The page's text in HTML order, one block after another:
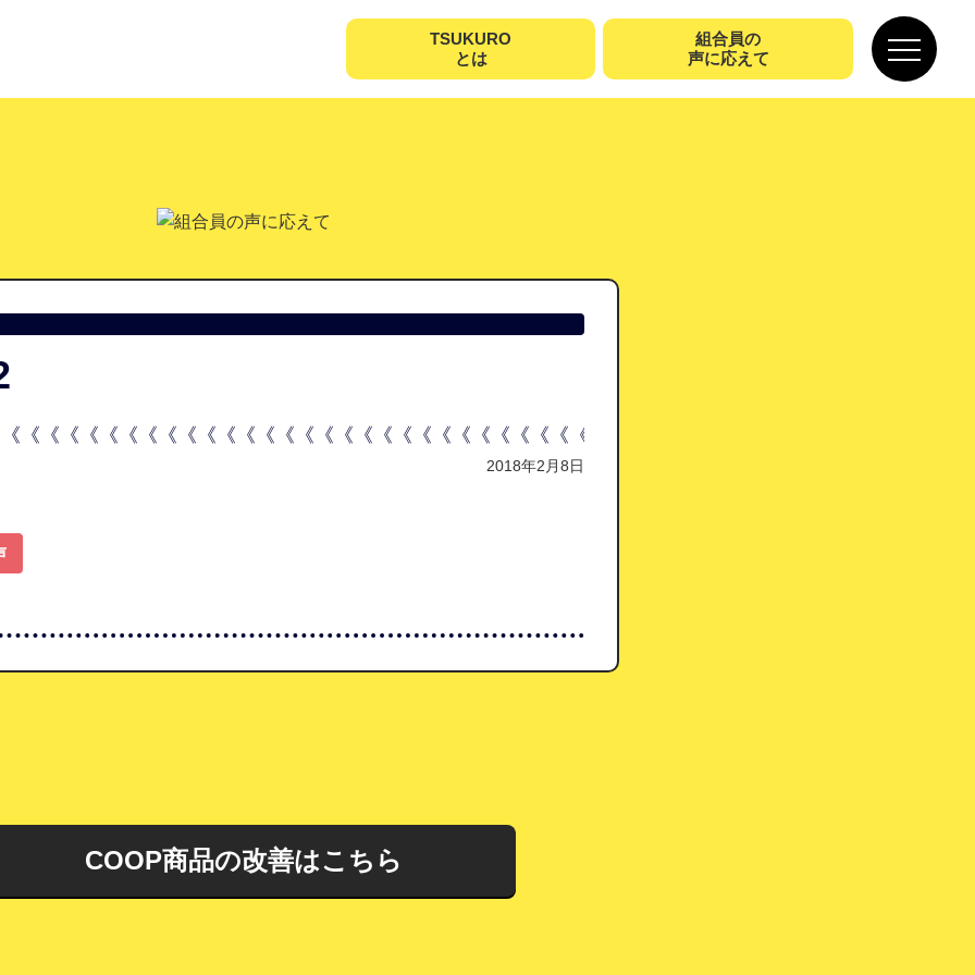
TSUKURO
とは
組合員の
声に応えて
《《《《《《《《《《《《《《《《《《《《《《《《《《《《《《《《《《《《《《《《《《《《《《《
2018年2月8日
COOP商品の改善はこちら